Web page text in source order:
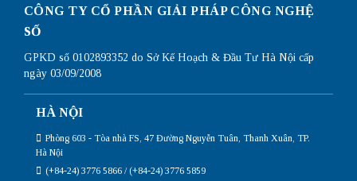
CÔNG TY CỔ PHẦN GIẢI PHÁP CÔNG NGHỆ
SỐ
GPKD số 0102893352 do Sở Kế Hoạch & Đầu Tư Hà Nội cấp
ngày 03/09/2008
HÀ NỘI
Phòng 603 - Tòa nhà FS, 47 Đường Nguyễn Tuân, Thanh Xuân, TP.
Hà Nội
(+84-24) 3776 5866 / (+84-24) 3776 5859